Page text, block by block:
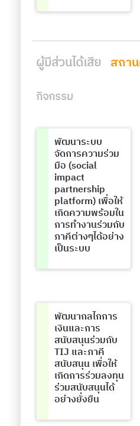
ผู้มีส่วนได้เสีย สถา
กิจกรรม
พัฒนาระบบ
จัดการความร่วม
มือ (social
impact
partnership
platform) เพื่อให้
เกิดความพร้อมใน
การทำงานร่วมกับ
ภาคีต่างๆได้อย่าง
เป็นระบบ
พัฒนากลไกการ
เงินและการ
สนับสนุนร่วมกับ
TIJ และภาคี
สนับสนุน เพื่อให้
เกิดการร่วมลงทุน
ร่วมสนับสนุนได้
อย่างยั่งยืน